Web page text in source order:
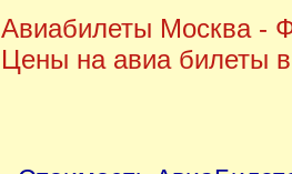
Авиабилеты Москва -
Цены на авиа билеты